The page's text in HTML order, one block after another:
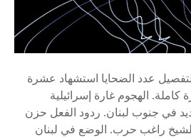
عدد الضحايا استشهاد عشرة
كاملة. الهجوم غارة إسرائيلية
في جنوب لبنان. ردود الفعل حزن
راغب حرب. الوضع في لبنان